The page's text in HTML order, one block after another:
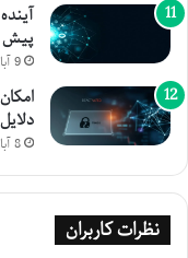
پیش
9 آبان 04
8 آبان 04
نظرات کاربران